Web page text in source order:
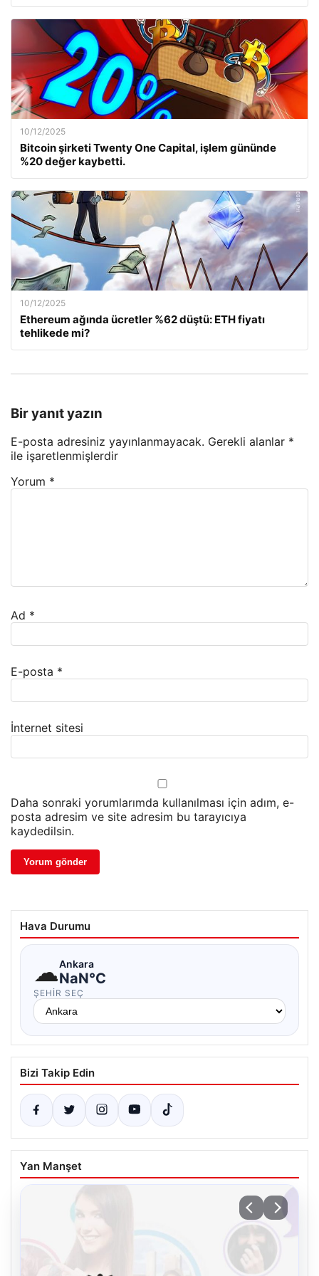
10/12/2025
Bitcoin şirketi Twenty One Capital, işlem gününde
%20 değer kaybetti.
10/12/2025
Ethereum ağında ücretler %62 düştü: ETH fiyatı
tehlikede mi?
Bir yanıt yazın
E-posta adresiniz yayınlanmayacak. Gerekli alanlar *
ile işaretlenmişlerdir
Yorum *
Ad *
E-posta *
İnternet sitesi
Daha sonraki yorumlarımda kullanılması için adım, e-
posta adresim ve site adresim bu tarayıcıya
kaydedilsin.
Hava Durumu
☁Ankara
NaN°C
ŞEHIR SEÇ
Bizi Takip Edin
Yan Manşet